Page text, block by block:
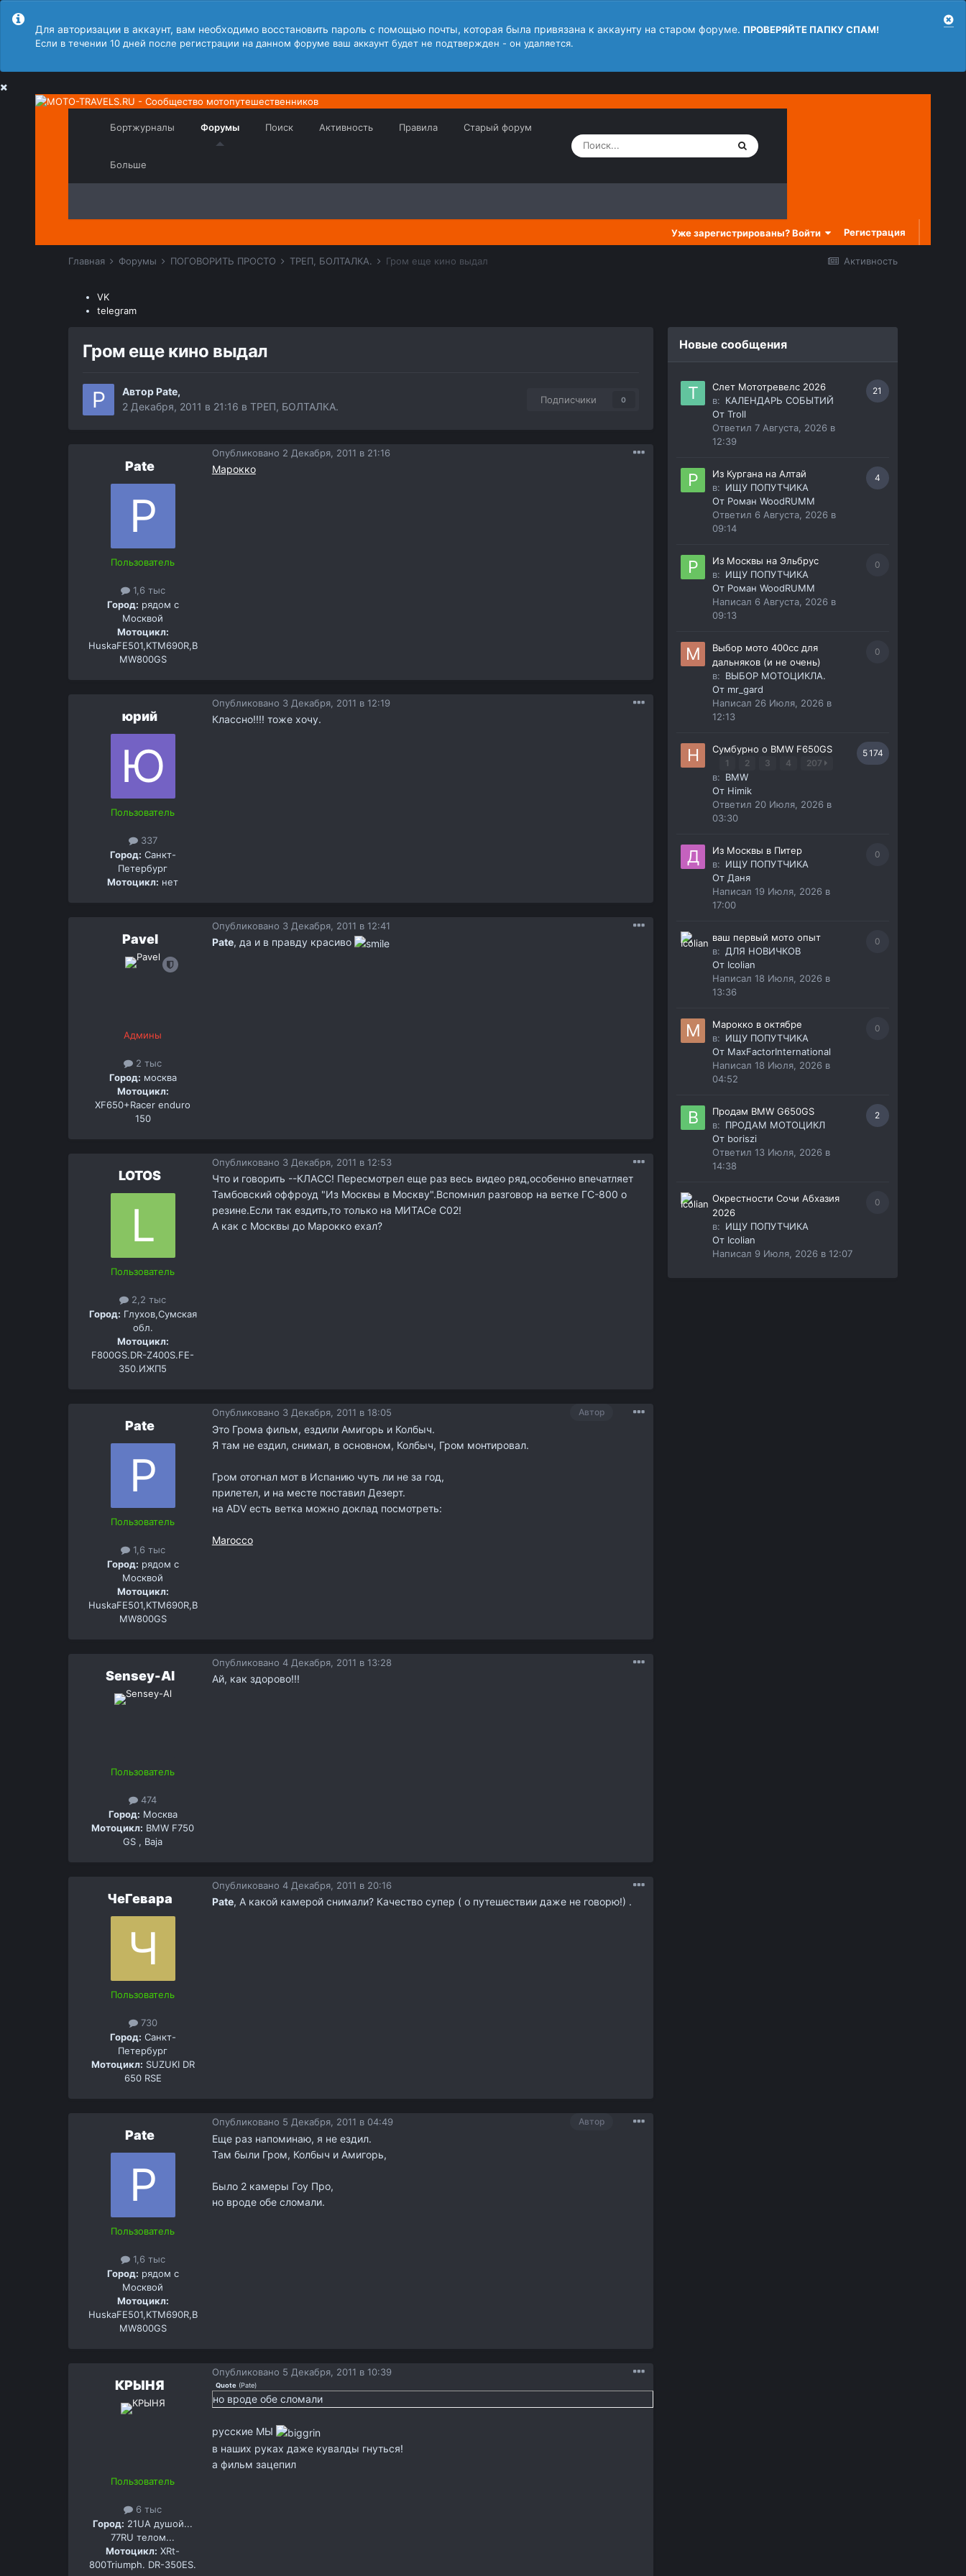
Для авторизации в аккаунт, вам необходимо восстановить пароль с помощью почты, которая была привязана к аккаунту на старом форуме. ПРОВЕРЯЙТЕ ПАПКУ СПАМ!
Если в течении 10 дней после регистрации на данном форуме ваш аккаунт будет не подтвержден - он удаляется.
Бортжурналы Форумы Поиск Активность Правила Старый форум
Больше
Уже зарегистрированы? Войти Регистрация
Активность
Главная Форумы ПОГОВОРИТЬ ПРОСТО ТРЕП, БОЛТАЛКА. Гром еще кино выдал
VK
telegram
Гром еще кино выдал
Автор Pate,
2 Декабря, 2011 в 21:16 в ТРЕП, БОЛТАЛКА.
Подписчики 0
Pate
Пользователь
1,6 тыс
Город: рядом с
Москвой
Мотоцикл:
HuskaFE501,KTM690R,B
MW800GS
Опубликовано 2 Декабря, 2011 в 21:16
Марокко
юрий
Пользователь
337
Город: Cанкт-
Петербург
Мотоцикл: нет
Опубликовано 3 Декабря, 2011 в 12:19
Классно!!!! тоже хочу.
Pavel
Админы
2 тыс
Город: москва
Мотоцикл:
XF650+Racer enduro
150
Опубликовано 3 Декабря, 2011 в 12:41
Pate, да и в правду красиво
LOTOS
Пользователь
2,2 тыс
Город: Глухов,Сумская
обл.
Мотоцикл:
F800GS.DR-Z400S.FE-
350.ИЖП5
Опубликовано 3 Декабря, 2011 в 12:53
Что и говорить --КЛАСС! Пересмотрел еще раз весь видео ряд,особенно впечатляет
Тамбовский оффроуд "Из Москвы в Москву".Вспомнил разговор на ветке ГС-800 о
резине.Если так ездить,то только на МИТАСе С02!
А как с Москвы до Марокко ехал?
Pate
Пользователь
1,6 тыс
Город: рядом с
Москвой
Мотоцикл:
HuskaFE501,KTM690R,B
MW800GS
Автор
Опубликовано 3 Декабря, 2011 в 18:05
Это Грома фильм, ездили Амигорь и Колбыч.
Я там не ездил, снимал, в основном, Колбыч, Гром монтировал.
Гром отогнал мот в Испанию чуть ли не за год,
прилетел, и на месте поставил Дезерт.
на ADV есть ветка можно доклад посмотреть:
Marocco
Sensey-Al
Пользователь
474
Город: Москва
Мотоцикл: BMW F750
GS , Baja
Опубликовано 4 Декабря, 2011 в 13:28
Ай, как здорово!!!
ЧеГевара
Пользователь
730
Город: Санкт-
Петербург
Мотоцикл: SUZUKI DR
650 RSE
Опубликовано 4 Декабря, 2011 в 20:16
Pate, А какой камерой снимали? Качество супер ( о путешествии даже не говорю!) .
Pate
Пользователь
1,6 тыс
Город: рядом с
Москвой
Мотоцикл:
HuskaFE501,KTM690R,B
MW800GS
Автор
Опубликовано 5 Декабря, 2011 в 04:49
Еще раз напоминаю, я не ездил.
Там были Гром, Колбыч и Амигорь,
Было 2 камеры Гоу Про,
но вроде обе сломали.
КРЫНЯ
Пользователь
6 тыс
Город: 21UA душой...
77RU телом...
Мотоцикл: XRt-
800Triumph. DR-350ES.
Опубликовано 5 Декабря, 2011 в 10:39
Quote(Pate)
но вроде обе сломали
русские МЫ
в наших руках даже кувалды гнуться!
а фильм зацепил
Новые сообщения
21
Слет Мототревелс 2026
в: КАЛЕНДАРЬ СОБЫТИЙ
От Troll
Ответил 7 Августа, 2026 в
12:39
4
Из Кургана на Алтай
в: ИЩУ ПОПУТЧИКА
От Роман WoodRUMM
Ответил 6 Августа, 2026 в
09:14
0
Из Москвы на Эльбрус
в: ИЩУ ПОПУТЧИКА
От Роман WoodRUMM
Написал 6 Августа, 2026 в
09:13
0
Выбор мото 400сс для
дальняков (и не очень)
в: ВЫБОР МОТОЦИКЛА.
От mr_gard
Написал 26 Июля, 2026 в
12:13
5 174
Сумбурно о BMW F650GS
1 2 3 4 207
в: BMW
От Himik
Ответил 20 Июля, 2026 в
03:30
0
Из Москвы в Питер
в: ИЩУ ПОПУТЧИКА
От Даня
Написал 19 Июля, 2026 в
17:00
0
ваш первый мото опыт
в: ДЛЯ НОВИЧКОВ
От Icolian
Написал 18 Июля, 2026 в
13:36
0
Марокко в октябре
в: ИЩУ ПОПУТЧИКА
От MaxFactorInternational
Написал 18 Июля, 2026 в
04:52
2
Продам BMW G650GS
в: ПРОДАМ МОТОЦИКЛ
От boriszi
Ответил 13 Июля, 2026 в
14:38
0
Окрестности Сочи Абхазия
2026
в: ИЩУ ПОПУТЧИКА
От Icolian
Написал 9 Июля, 2026 в 12:07